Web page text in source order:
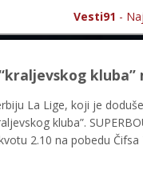
Vesti91 -
La Lige, koji je
kluba”.
2.10 na pobedu